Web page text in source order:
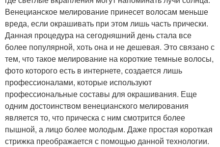
Венецианское мелирование принесет волосам меньше
вреда, если окрашивать при этом лишь часть прически.
Данная процедура на сегодняшний день стала все
более популярной, хоть она и не дешевая. Это связано с
тем, что такое мелирование на короткие темные волосы,
фото которого есть в интернете, создается лишь
профессионалами, которые используют
профессиональные составы для окрашивания. Еще
одним достоинством венецианского мелирования
является то, что прическа с ним смотрится более
пышной, а лицо более молодым. Даже простая короткая
стрижка преображается с помощью данной технологии.